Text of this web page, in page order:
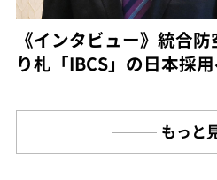
《インタビュー》統合
り札「IBCS」の日本採
もっと